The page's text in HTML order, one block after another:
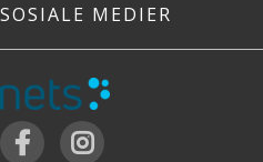
SOSIALE MEDIER